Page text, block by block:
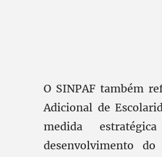
O SINPAF também
Adicional de
medida
desenvolvimento